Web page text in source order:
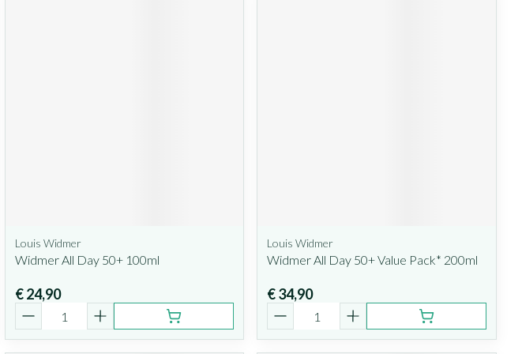
Louis Widmer
Widmer All Day 50+ 100ml
€ 24,90
Louis Widmer
Widmer All Day 50+ Value Pack* 200ml
€ 34,90